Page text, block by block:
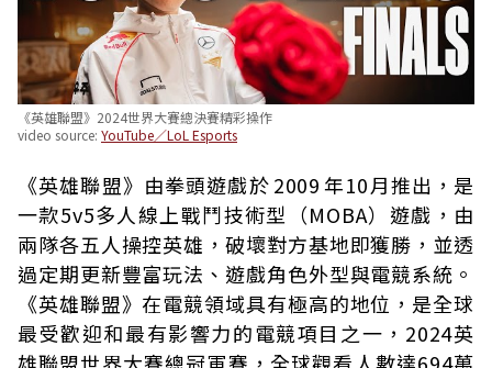
《英雄聯盟》2024世界大賽總決賽精彩操作
video source: YouTube／LoL Esports
《英雄聯盟》由拳頭遊戲於 2009 年10月推出，是
一款5v5多人線上戰鬥技術型（MOBA）遊戲，由
兩隊各五人操控英雄，破壞對方基地即獲勝，並透
過定期更新豐富玩法、遊戲角色外型與電競系統。
《英雄聯盟》在電競領域具有極高的地位，是全球
最受歡迎和最有影響力的電競項目之一，2024英